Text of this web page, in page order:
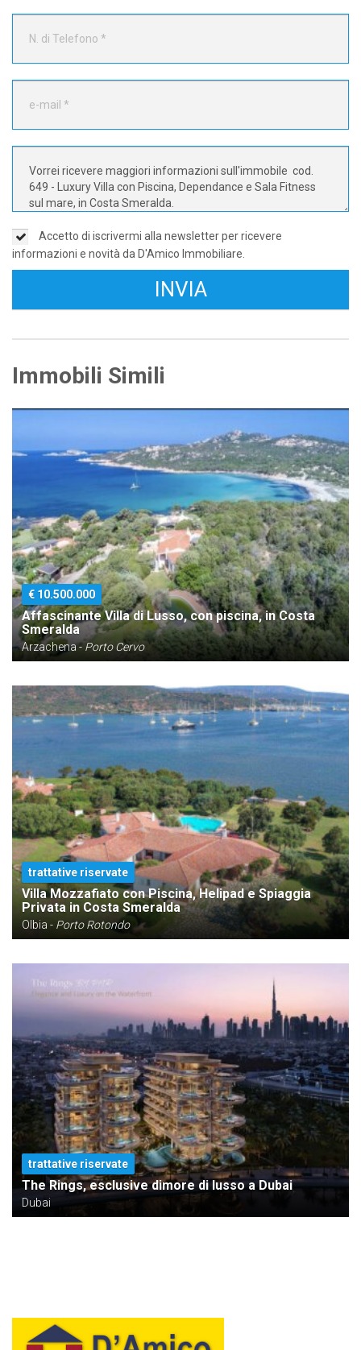
Accetto di iscrivermi alla newsletter per ricevere
informazioni e novità da D'Amico Immobiliare.
Immobili Simili
€ 10.500.000
Affascinante Villa di Lusso, con piscina, in Costa
Smeralda
Arzachena -Porto Cervo
trattative riservate
Villa Mozzafiato con Piscina, Helipad e Spiaggia
Privata in Costa Smeralda
Olbia - Porto Rotondo
trattative riservate
The Rings, esclusive dimore di lusso a Dubai
Dubai